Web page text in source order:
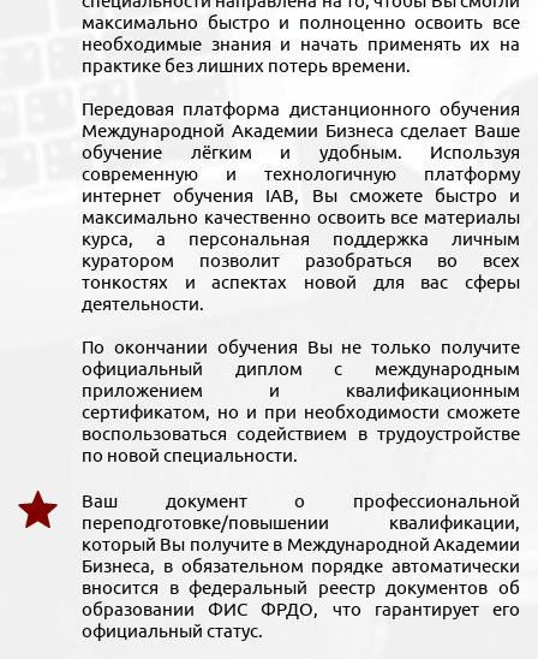
максимально быстро и полноценно освоить все
необходимые знания и начать применять их на
практике без лишних потерь времени.
Передовая платформа дистанционного обучения
Международной Академии Бизнеса сделает Ваше
обучение лёгким и удобным. Используя
современную и технологичную платформу
интернет обучения IAB, Вы сможете быстро и
максимально качественно освоить все материалы
курса, а персональная поддержка личным
куратором позволит разобраться во всех
тонкостях и аспектах новой для вас сферы
деятельности.
По окончании обучения Вы не только получите
официальный диплом с международным
приложением и квалификационным
сертификатом, но и при необходимости сможете
воспользоваться содействием в трудоустройстве
по новой специальности.
Ваш документ о профессиональной
переподготовке/повышении квалификации,
который Вы получите в Международной Академии
Бизнеса, в обязательном порядке автоматически
вносится в федеральный реестр документов об
образовании ФИС ФРДО, что гарантирует его
официальный статус.